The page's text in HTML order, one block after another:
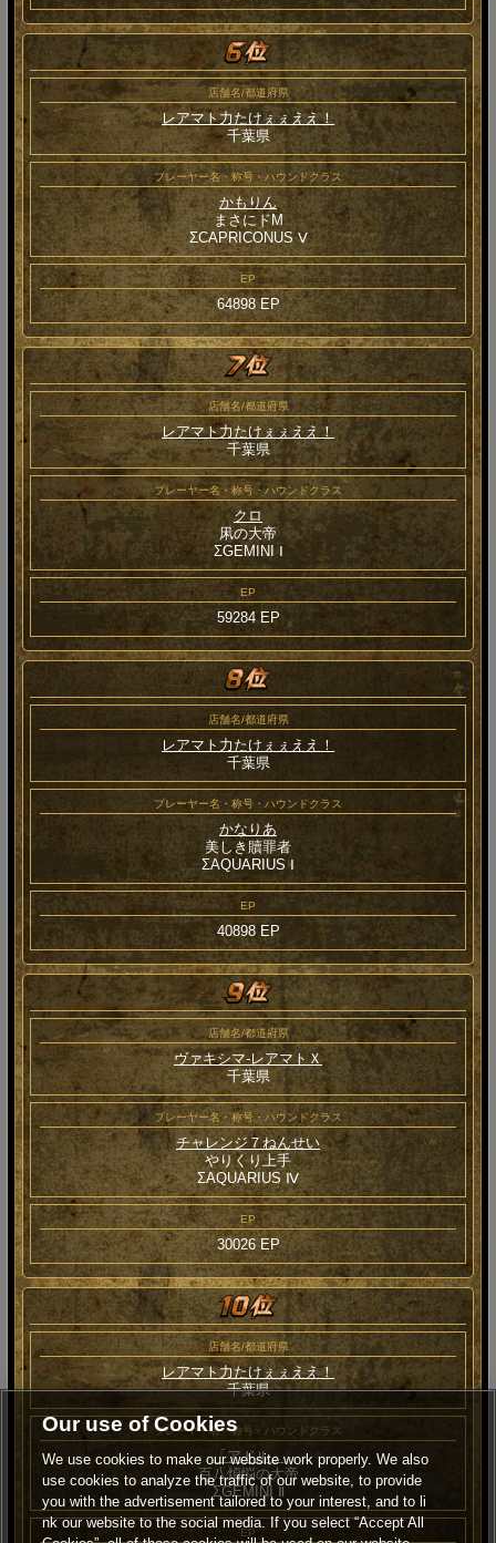
店舗名/都道府県
レアマト力たけぇぇええ！
千葉県
プレーヤー名・称号・ハウンドクラス
かもりん
まさにドM
ΣCAPRICONUS Ⅴ
EP
64898 EP
店舗名/都道府県
レアマト力たけぇぇええ！
千葉県
プレーヤー名・称号・ハウンドクラス
クロ
凩の大帝
ΣGEMINI Ⅰ
EP
59284 EP
店舗名/都道府県
レアマト力たけぇぇええ！
千葉県
プレーヤー名・称号・ハウンドクラス
かなりあ
美しき贖罪者
ΣAQUARIUS Ⅰ
EP
40898 EP
店舗名/都道府県
ヴァキシマ‐レアマトＸ
千葉県
プレーヤー名・称号・ハウンドクラス
チャレンジ７ねんせい
やりくり上手
ΣAQUARIUS Ⅳ
EP
30026 EP
店舗名/都道府県
レアマト力たけぇぇええ！
千葉県
プレーヤー名・称号・ハウンドクラス
「アドル」
百八煩悩の大帝
ΣGEMINI Ⅱ
EP
Our use of Cookies
We use cookies to make our website work properly. We also
use cookies to analyze the traffic of our website, to provide
you with the advertisement tailored to your interest, and to li
nk our website to the social media. If you select “Accept All